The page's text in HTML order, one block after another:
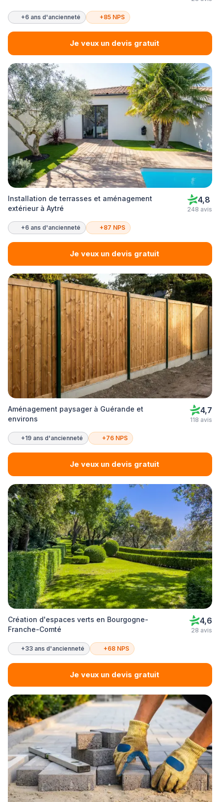
+6 ans d'ancienneté +85 NPS
Je veux un devis gratuit
Installation de terrasses et aménagement
extérieur à Aytré
4,8
248 avis
+6 ans d'ancienneté +87 NPS
Je veux un devis gratuit
Aménagement paysager à Guérande et
environs
4,7
118 avis
+19 ans d'ancienneté +76 NPS
Je veux un devis gratuit
Création d'espaces verts en Bourgogne-
Franche-Comté
4,6
28 avis
+33 ans d'ancienneté +68 NPS
Je veux un devis gratuit